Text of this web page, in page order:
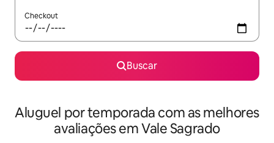
Checkout
Buscar
Aluguel por temporada com as melhores
avaliações em Vale Sagrado